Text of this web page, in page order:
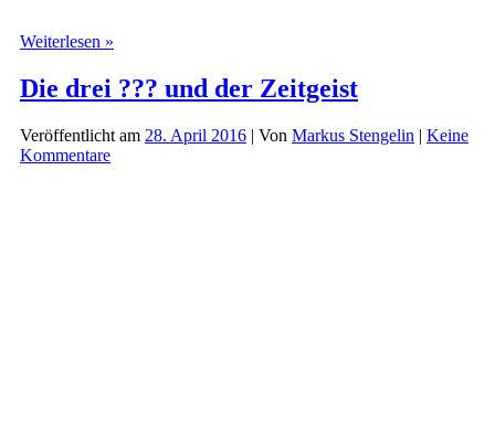
Weiterlesen »
???
(185)
und
Die drei ??? und der Zeitgeist
Veröffentlicht am 28. April 2016 | Von Markus Stengelin | Keine
Kommentare